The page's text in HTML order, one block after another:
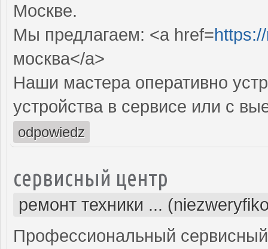
Москве.
Мы предлагаем: <a href=
москва</a>
Наши мастера оперативно
устройства в сервисе или с
odpowiedz
сервисный центр
ремонт техники ...
Профессиональный